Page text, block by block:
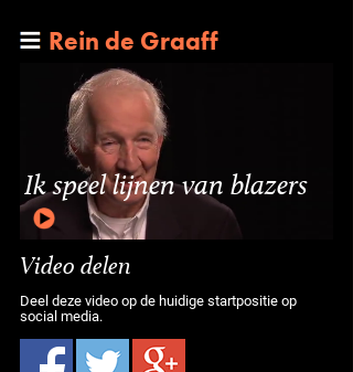
Rein de Graaff
Ik speel lijnen van blazers
Video delen
Deel deze video op de huidige startpositie op
social media.